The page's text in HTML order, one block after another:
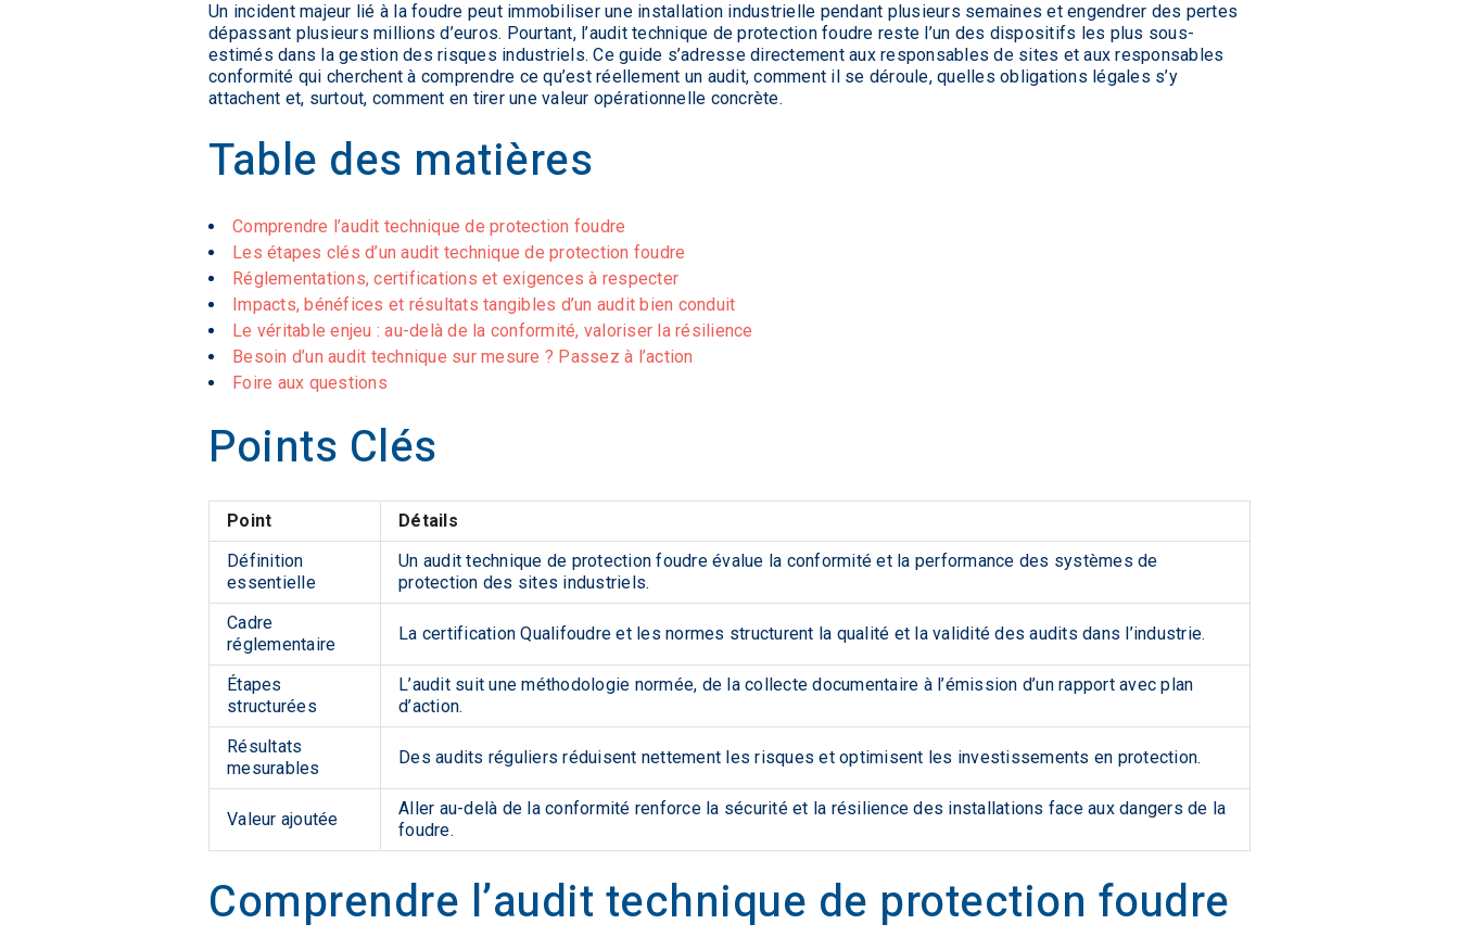
Un incident majeur lié à la foudre peut immobiliser une installation industrielle pendant plusieurs semaines et engendrer des pertes
dépassant plusieurs millions d’euros. Pourtant, l’audit technique de protection foudre reste l’un des dispositifs les plus sous-
estimés dans la gestion des risques industriels. Ce guide s’adresse directement aux responsables de sites et aux responsables
conformité qui cherchent à comprendre ce qu’est réellement un audit, comment il se déroule, quelles obligations légales s’y
attachent et, surtout, comment en tirer une valeur opérationnelle concrète.
Table des matières
Comprendre l’audit technique de protection foudre
Les étapes clés d’un audit technique de protection foudre
Réglementations, certifications et exigences à respecter
Impacts, bénéfices et résultats tangibles d’un audit bien conduit
Le véritable enjeu : au-delà de la conformité, valoriser la résilience
Besoin d’un audit technique sur mesure ? Passez à l’action
Foire aux questions
Points Clés
Point
Détails
Définition
essentielle
Un audit technique de protection foudre évalue la conformité et la performance des systèmes de
protection des sites industriels.
Cadre
réglementaire
La certification Qualifoudre et les normes structurent la qualité et la validité des audits dans l’industrie.
Étapes
structurées
L’audit suit une méthodologie normée, de la collecte documentaire à l’émission d’un rapport avec plan
d’action.
Résultats
mesurables
Des audits réguliers réduisent nettement les risques et optimisent les investissements en protection.
Valeur ajoutée
Aller au-delà de la conformité renforce la sécurité et la résilience des installations face aux dangers de la
foudre.
Comprendre l’audit technique de protection foudre